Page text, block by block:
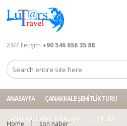
24/7 İletişim +90 546 656 35 88
ANASAYFA ÇANAKKALE ŞEHITLIK TURU
ÇANAKKALE ARAÇ KIRALAMA İLETIŞIM
Home son haber